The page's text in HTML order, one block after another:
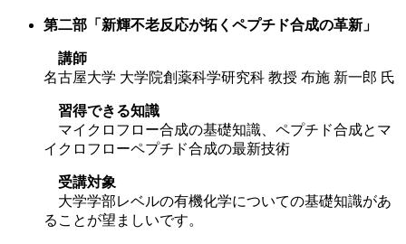
第二部「新輝不老反応が拓くペプチド合成の革新」
講師
名古屋大学 大学院創薬科学研究科 教授 布施 新一郎 氏
習得できる知識
マイクロフロー合成の基礎知識、ペプチド合成とマ
イクロフローペプチド合成の最新技術
受講対象
大学学部レベルの有機化学についての基礎知識があ
ることが望ましいです。